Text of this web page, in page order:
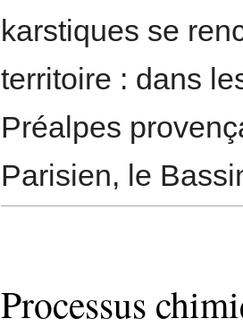
karstiques se
territoire : dans
Préalpes
Parisien, le
Processus